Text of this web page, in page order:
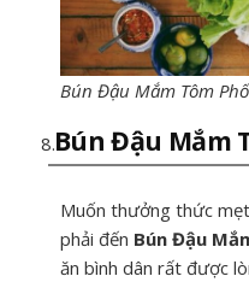
Bún Đậu Mắm Tôm
Bún Đậu Mắm
Muốn thưởng thức
phải đến Bún Đậu
ăn bình dân rất được